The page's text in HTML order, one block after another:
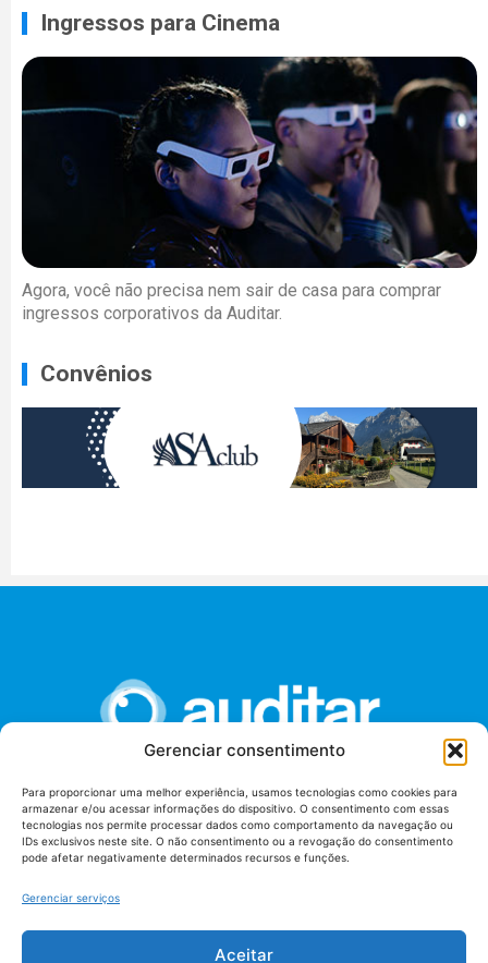
Gerenciar consentimento
Para proporcionar uma melhor experiência, usamos tecnologias como cookies para
armazenar e/ou acessar informações do dispositivo. O consentimento com essas
tecnologias nos permite processar dados como comportamento da navegação ou
IDs exclusivos neste site. O não consentimento ou a revogação do consentimento
pode afetar negativamente determinados recursos e funções.
Gerenciar serviços
Aceitar
Ingressos para Cinema
Agora, você não precisa nem sair de casa para comprar
ingressos corporativos da Auditar.
Convênios
União dos Auditores Federais de Controle Externo -
AUDITAR
Setor de Administração Federal Sul (SAF/Sul), Qd. 04, Lt. 01
Tribunal de Contas da União (TCU), Subsolo, Sala S04
Telefone: (61)3527-7292